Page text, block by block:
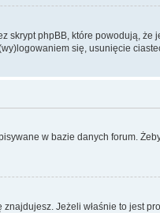
skrypt phpBB, które powodują,
się, usunięcie
w bazie danych forum.
Jeżeli właśnie to jest